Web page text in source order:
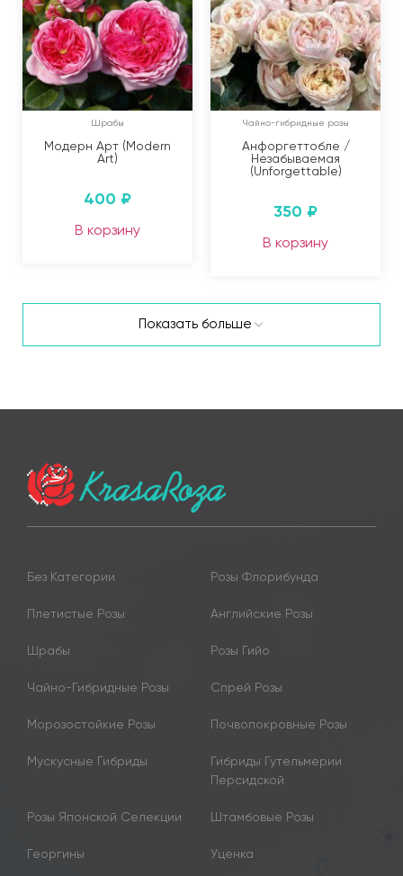
Шрабы
Модерн Арт (Modern
Art)
400 ₽
В корзину
Чайно-гибридные розы
Анфоргеттобле /
Незабываемая
(Unforgettable)
350 ₽
В корзину
Показать больше
Без Категории Розы Флорибунда
Плетистые Розы Английские Розы
Шрабы Розы Гийо
Чайно-Гибридные Розы Спрей Розы
Морозостойкие Розы Почвопокровные Розы
Мускусные Гибриды
Гибриды Гутельмерии
Персидской
Розы Японской Селекции Штамбовые Розы
Георгины Уценка